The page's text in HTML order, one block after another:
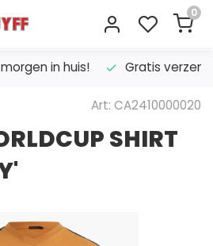
0
in huis! Gratis
Art: CA2410000020
SHIRT